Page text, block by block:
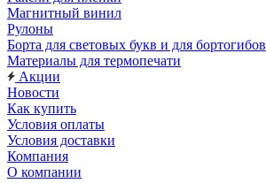
Магнитный винил
Рулоны
Борта для световых букв и для бортогибов
Материалы для термопечати
Акции
Новости
Как купить
Условия оплаты
Условия доставки
Компания
О компании